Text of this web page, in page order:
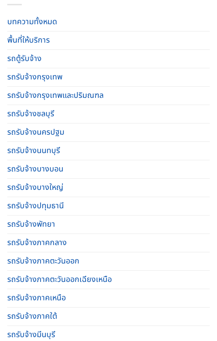
บทความทั้งหมด
พื้นที่ให้บริการ
รถตู้รับจ้าง
รถรับจ้างกรุงเทพ
รถรับจ้างกรุงเทพและปริมณฑล
รถรับจ้างชลบุรี
รถรับจ้างนครปฐม
รถรับจ้างนนทบุรี
รถรับจ้างบางบอน
รถรับจ้างบางใหญ่
รถรับจ้างปทุมธานี
รถรับจ้างพัทยา
รถรับจ้างภาคกลาง
รถรับจ้างภาคตะวันออก
รถรับจ้างภาคตะวันออกเฉียงเหนือ
รถรับจ้างภาคเหนือ
รถรับจ้างภาคใต้
รถรับจ้างมีนบุรี